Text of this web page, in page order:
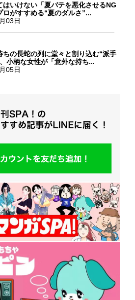
はいけない「夏バテを悪化させるNG
がすすめる“夏のダルさ”...
03日
ちの長蛇の列に堂々と割り込む“派手
小柄な女性が「意外な持ち...
05日